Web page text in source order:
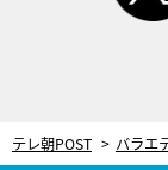
テレ朝POST バラエ